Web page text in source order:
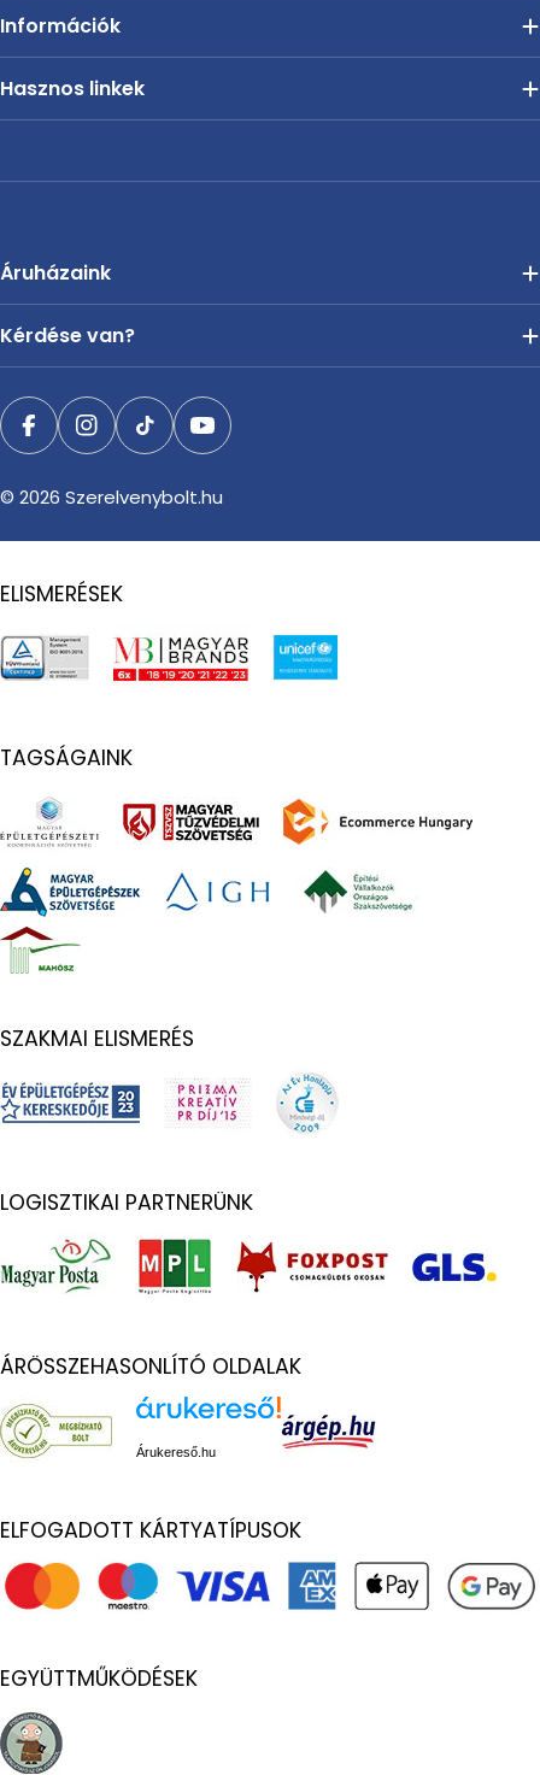
Információk
Hasznos linkek
Áruházaink
Kérdése van?
FacebookInstagram
TikTokYouTube
© 2026 Szerelvenybolt.hu
ELISMERÉSEK
TAGSÁGAINK
SZAKMAI ELISMERÉS
LOGISZTIKAI PARTNERÜNK
ÁRÖSSZEHASONLÍTÓ OLDALAK
Árukereső.hu
ELFOGADOTT KÁRTYATÍPUSOK
EGYÜTTMŰKÖDÉSEK